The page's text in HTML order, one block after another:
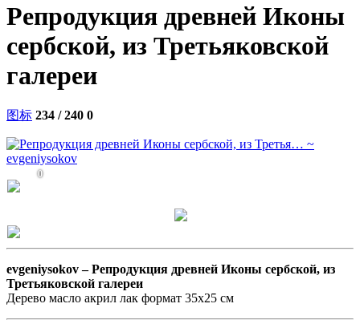
Репродукция древней Иконы
сербской, из Третьяковской
галереи
图标 234 / 240 0
0
evgeniysokov –Репродукция древней Иконы сербской, из
Третьяковской галереи
Дерево масло акрил лак формат 35x25 см